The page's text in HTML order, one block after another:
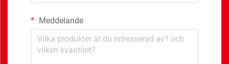
Meddelande